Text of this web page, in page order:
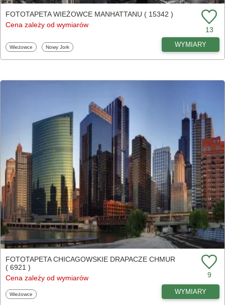
FOTOTAPETA WIEŻOWCE MANHATTANU ( 15342 )
Cena zależy od wymiarów
13
Fototapety
Wieżowce Fototapety
Nowy Jork WYMIARY
FOTOTAPETA CHICAGOWSKIE DRAPACZE CHMUR
( 6921 )
Cena zależy od wymiarów
9
Fototapety
Wieżowce WYMIARY